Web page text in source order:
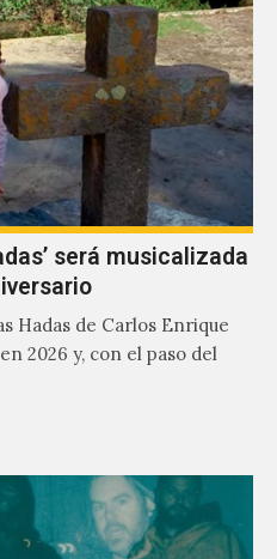
será musicalizada
Hadas de Carlos Enrique
2026 y, con el paso del